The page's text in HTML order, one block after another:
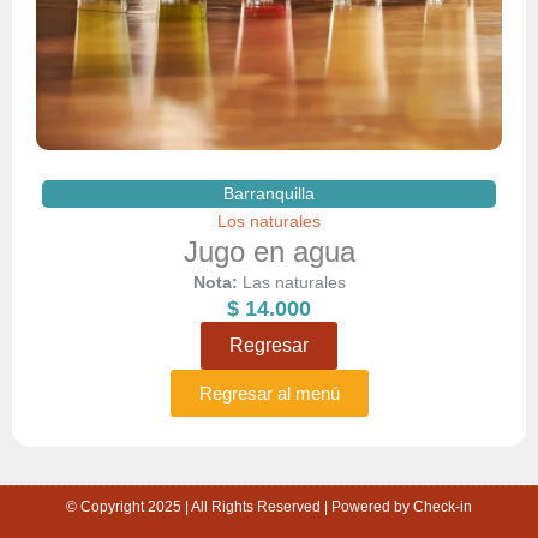
Barranquilla
Los naturales
Jugo en agua
Nota: Las naturales
$ 14.000
Regresar
Regresar al menú
© Copyright 2025 | All Rights Reserved | Powered by Check-in